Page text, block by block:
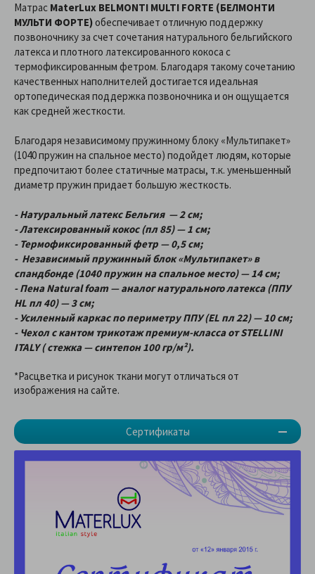
Сертификаты
Матрас MaterLux BELMONTI MULTI FORTE (БЕЛМОНТИ
МУЛЬТИ ФОРТЕ)обеспечивает отличную поддержку
позвоночнику за счет сочетания натурального бельгийского
латекса и плотного латексированного кокоса с
термофиксированным фетром. Благодаря такому сочетанию
качественных наполнителей достигается идеальная
ортопедическая поддержка позвоночника и он ощущается
как средней жесткости.
Благодаря независимому пружинному блоку «Мультипакет»
(1040 пружин на спальное место) подойдет людям, которые
предпочитают более статичные матрасы, т.к. уменьшенный
диаметр пружин придает большую жесткость.
- Натуральный латекс Бельгия — 2 см;
- Латексированный кокос (пл 85) — 1 см;
- Термофиксированный фетр — 0,5 см;
- Независимый пружинный блок «Мультипакет» в
спандбонде (1040 пружин на спальное место) — 14 см;
- Пена Natural foam — аналог натурального латекса (ППУ
HL пл 40) — 3 см;
- Усиленный каркас по периметру ППУ (EL пл 22) — 10 см;
- Чехол с кантом трикотаж премиум-класса от STELLINI
ITALY ( стежка — синтепон 100 гр/м²).
*Расцветка и рисунок ткани могут отличаться от
изображения на сайте.